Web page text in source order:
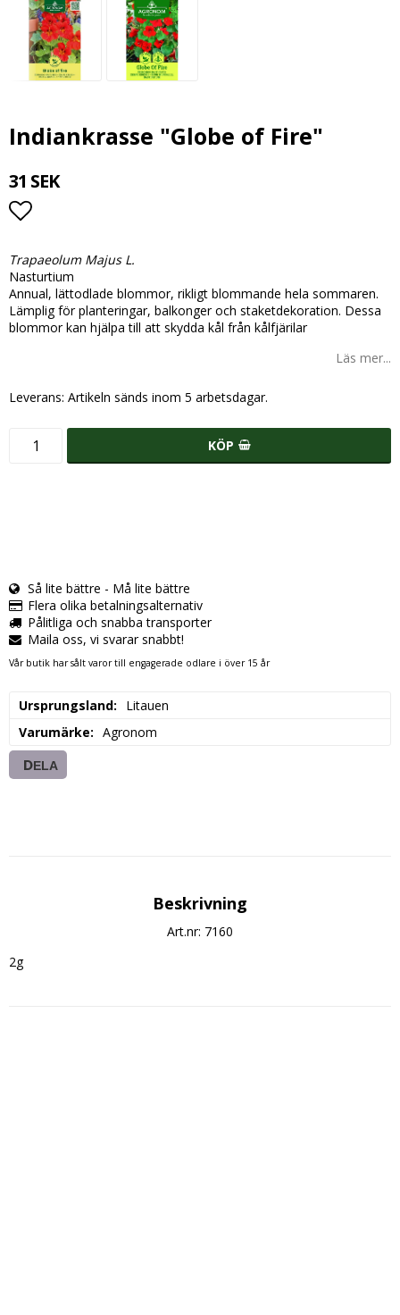
Indiankrasse "Globe of Fire"
31 SEK
Trapaeolum Majus L.
Nasturtium
Annual, lättodlade blommor, rikligt blommande hela sommaren.
Lämplig för planteringar, balkonger och staketdekoration. Dessa
blommor kan hjälpa till att skydda kål från kålfjärilar
Läs mer...
Leverans: Artikeln sänds inom 5 arbetsdagar.
KÖP
Så lite bättre - Må lite bättre
Flera olika betalningsalternativ
Pålitliga och snabba transporter
Maila oss, vi svarar snabbt!
Vår butik har sålt varor till engagerade odlare i över 15 år
Ursprungsland
Litauen
Varumärke
Agronom
DELA
Beskrivning
Art.nr: 7160
2g